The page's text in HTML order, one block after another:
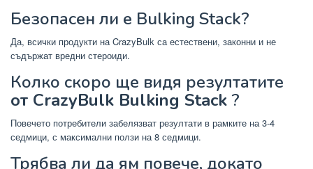
Безопасен ли е Bulking Stack?
Да, всички продукти на CrazyBulk са естествени, законни и не
съдържат вредни стероиди.
Колко скоро ще видя резултатите
от CrazyBulk Bulking Stack ?
Повечето потребители забелязват резултати в рамките на 3-4
седмици, с максимални ползи на 8 седмици.
Трябва ли да ям повече, докато